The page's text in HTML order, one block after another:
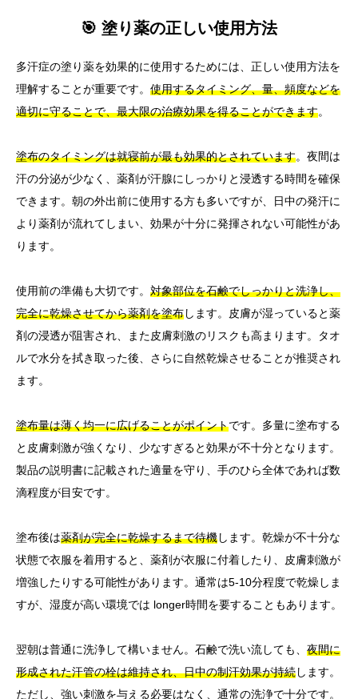
🎯 塗り薬の正しい使用方法
多汗症の塗り薬を効果的に使用するためには、正しい使用方法を
理解することが重要です。 使用するタイミング、量、頻度などを
適切に守ることで、最大限の治療効果を得ることができます。
塗布のタイミングは就寝前が最も効果的とされています。夜間は
汗の分泌が少なく、薬剤が汗腺にしっかりと浸透する時間を確保
できます。朝の外出前に使用する方も多いですが、日中の発汗に
より薬剤が流れてしまい、効果が十分に発揮されない可能性があ
ります。
使用前の準備も大切です。 対象部位を石鹸でしっかりと洗浄し、
完全に乾燥させてから薬剤を塗布します。皮膚が湿っていると薬
剤の浸透が阻害され、また皮膚刺激のリスクも高まります。タオ
ルで水分を拭き取った後、さらに自然乾燥させることが推奨され
ます。
塗布量は薄く均一に広げることがポイントです。多量に塗布する
と皮膚刺激が強くなり、少なすぎると効果が不十分となります。
製品の説明書に記載された適量を守り、手のひら全体であれば数
滴程度が目安です。
塗布後は薬剤が完全に乾燥するまで待機します。乾燥が不十分な
状態で衣服を着用すると、薬剤が衣服に付着したり、皮膚刺激が
増強したりする可能性があります。通常は5-10分程度で乾燥しま
すが、湿度が高い環境では longer時間を要することもあります。
翌朝は普通に洗浄して構いません。石鹸で洗い流しても、 夜間に
形成された汗管の栓は維持され、日中の制汗効果が持続します。
ただし、強い刺激を与える必要はなく、通常の洗浄で十分です。